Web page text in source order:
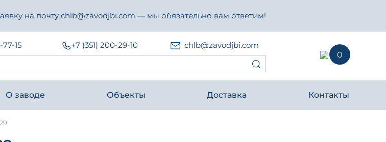
на почту chlb@zavodjbi.com — мы обязательно вам ответим!
15 +7 (351) 200-29-10
chlb@zavodjbi.com
0
О заводе Объекты Доставка Контакты